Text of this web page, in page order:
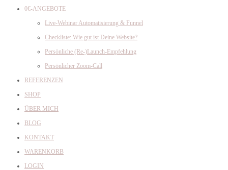
0€-ANGEBOTE
Live-Webinar Automatisierung & Funnel
Checkliste: Wie gut ist Deine Website?
Persönliche (Re-)Launch-Empfehlung
Persönlicher Zoom-Call
REFERENZEN
SHOP
ÜBER MICH
BLOG
KONTAKT
WARENKORB
LOGIN